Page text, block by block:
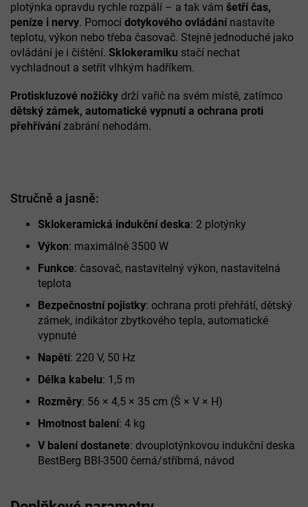
plotýnka opravdu rychle rozpálí – a tak vám šetří čas,
peníze i nervy. Pomocí dotykového ovládánínastavíte
teplotu, výkon nebo třeba časovač. Stejně jednoduché jako
ovládání je i čištění. Sklokeramiku stačí nechat
vychladnout a setřít vlhkým hadříkem.
Protiskluzové nožičky drží vařič na svém místě, zatímco
dětský zámek, automatické vypnutí a ochrana proti
přehřívánízabrání nehodám.
Stručně a jasně:
Sklokeramická indukční deska: 2 plotýnky
Výkon: maximálně 3500 W
Funkce: časovač, nastavitelný výkon, nastavitelná
teplota
Bezpečnostní pojistky: ochrana proti přehřátí, dětský
zámek, indikátor zbytkového tepla, automatické
vypnuté
Napětí: 220 V, 50 Hz
Délka kabelu: 1,5 m
Rozměry: 56 × 4,5 × 35 cm (Š × V × H)
Hmotnost balení: 4 kg
V balení dostanete: dvouplotýnkovou indukční deska
BestBerg BBI-3500 černá/stříbrná, návod